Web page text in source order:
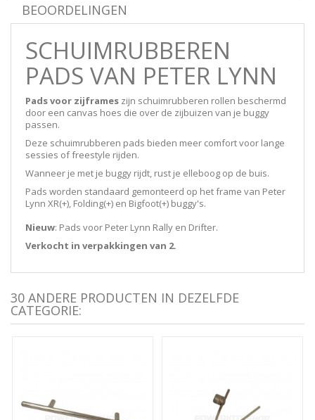
BEOORDELINGEN
SCHUIMRUBBEREN
PADS VAN PETER LYNN
Pads voor zijframes zijn schuimrubberen rollen beschermd
door een canvas hoes die over de zijbuizen van je buggy
passen.
Deze schuimrubberen pads bieden meer comfort voor lange
sessies of freestyle rijden.
Wanneer je met je buggy rijdt, rust je elleboog op de buis.
Pads worden standaard gemonteerd op het frame van Peter
Lynn XR(+), Folding(+) en Bigfoot(+) buggy's.
Nieuw: Pads voor Peter Lynn Rally en Drifter.
Verkocht in verpakkingen van 2.
30 ANDERE PRODUCTEN IN DEZELFDE
CATEGORIE: